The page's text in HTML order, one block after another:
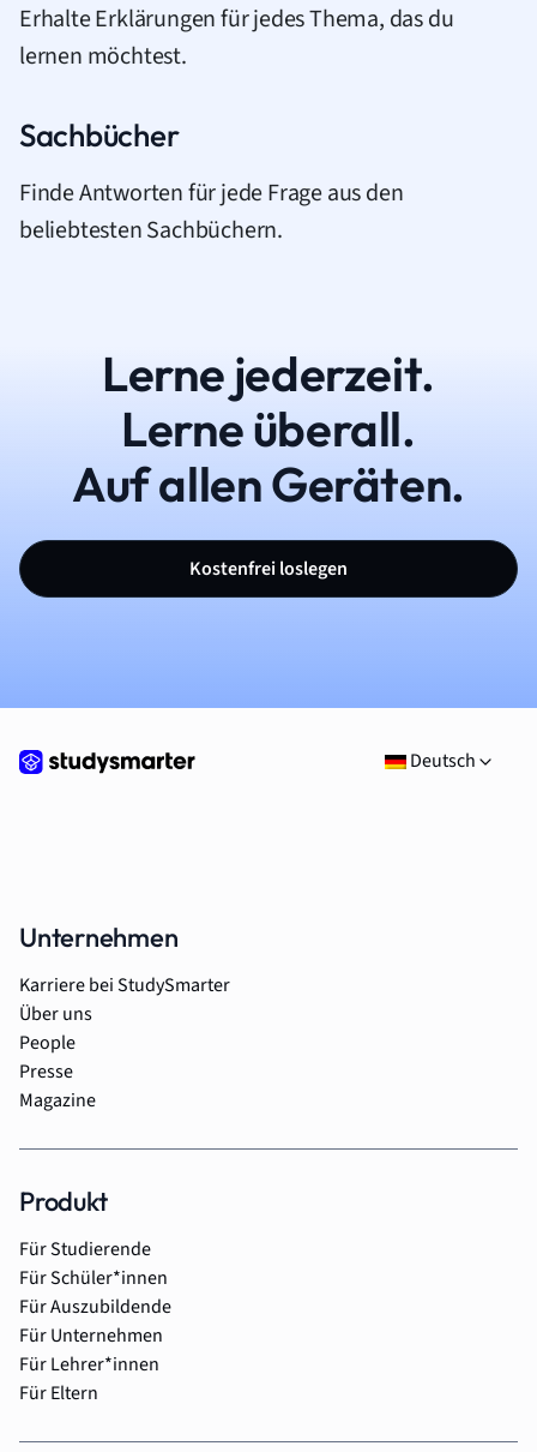
Erhalte Erklärungen für jedes Thema, das du
lernen möchtest.
Sachbücher
Finde Antworten für jede Frage aus den
beliebtesten Sachbüchern.
Lerne jederzeit.
Lerne überall.
Auf allen Geräten.
Kostenfrei loslegen
Deutsch
Unternehmen
Karriere bei StudySmarter
Über uns
People
Presse
Magazine
Produkt
Für Studierende
Für Schüler*innen
Für Auszubildende
Für Unternehmen
Für Lehrer*innen
Für Eltern